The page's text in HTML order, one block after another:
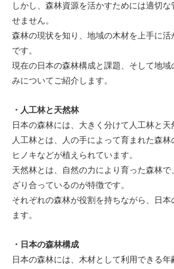
しかし、森林資源を活かすためには適切
せません。
森林の現状を知り、地域の木材を上手に
です。
現在の日本の森林構成と課題、そして地域
みについてご紹介します。
・人工林と天然林
日本の森林には、大きく分けて人工林と天
人工林とは、人の手によって育まれた森
ヒノキなどが植えられています。
天然林とは、自然の力により育った森林
ざり合っているのが特徴です。
それぞれの森林が役割を持ちながら、日
ます。
・日本の森林構成
日本の森林には、木材として利用できる